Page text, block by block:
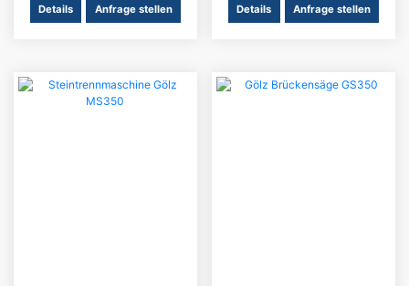
Details Anfrage stellen Details Anfrage stellen